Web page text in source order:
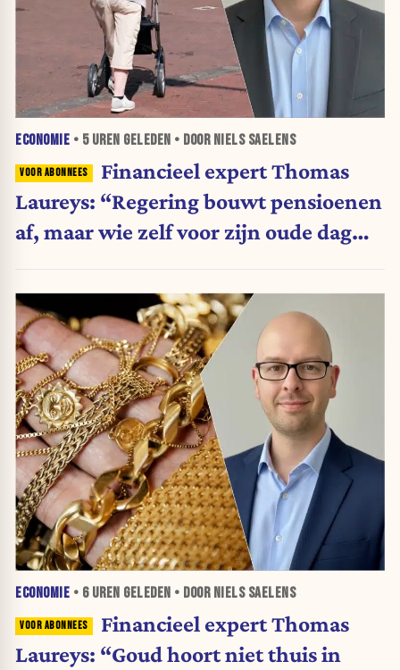
ECONOMIE • 5 UREN GELEDEN • DOOR NIELS SAELENS
Financieel expert Thomas
Laureys: “Regering bouwt pensioenen
af, maar wie zelf voor zijn oude dag
ECONOMIE • 6 UREN GELEDEN • DOOR NIELS SAELENS
Financieel expert Thomas
Laureys: “Goud hoort niet thuis in